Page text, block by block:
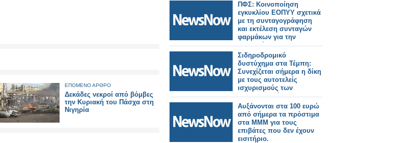
ΕΠΟΜΕΝΟ ΑΡΘΡΟ
Δεκάδες νεκροί από βόμβες
την Κυριακή του Πάσχα στη
Νιγηρία
ΠΦΣ: Κοινοποίηση
εγκυκλίου ΕΟΠΥΥ σχετικά
με τη συνταγογράφηση
και εκτέλεση συνταγών
φαρμάκων για την
εξυπηρέτηση των
διακινούμενων πολιτών
Σιδηροδρομικό
δυστύχημα στα Τέμπη:
Συνεχίζεται σήμερα η δίκη
με τους αυτοτελείς
ισχυρισμούς των
κατηγορουμένων.
Αυξάνονται στα 100 ευρώ
από σήμερα τα πρόστιμα
στα ΜΜΜ για τους
επιβάτες που δεν έχουν
εισιτήριο.